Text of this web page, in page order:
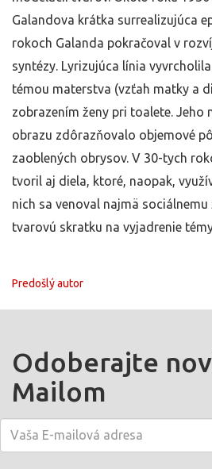
Galandova krátka surrealizujúca
rokoch Galanda pokračoval v
syntézy. Lyrizujúca línia
témou materstva (vzťah matky a
zobrazením ženy pri toalete. Jeho
obrazu zdôrazňovalo objemové
zaoblených obrysov. V 30-tych
tvoril aj diela, ktoré, naopak,
nich sa venoval najmä
tvarovú skratku na vyjadrenie
Predošlý autor
Odoberajte
Mailom